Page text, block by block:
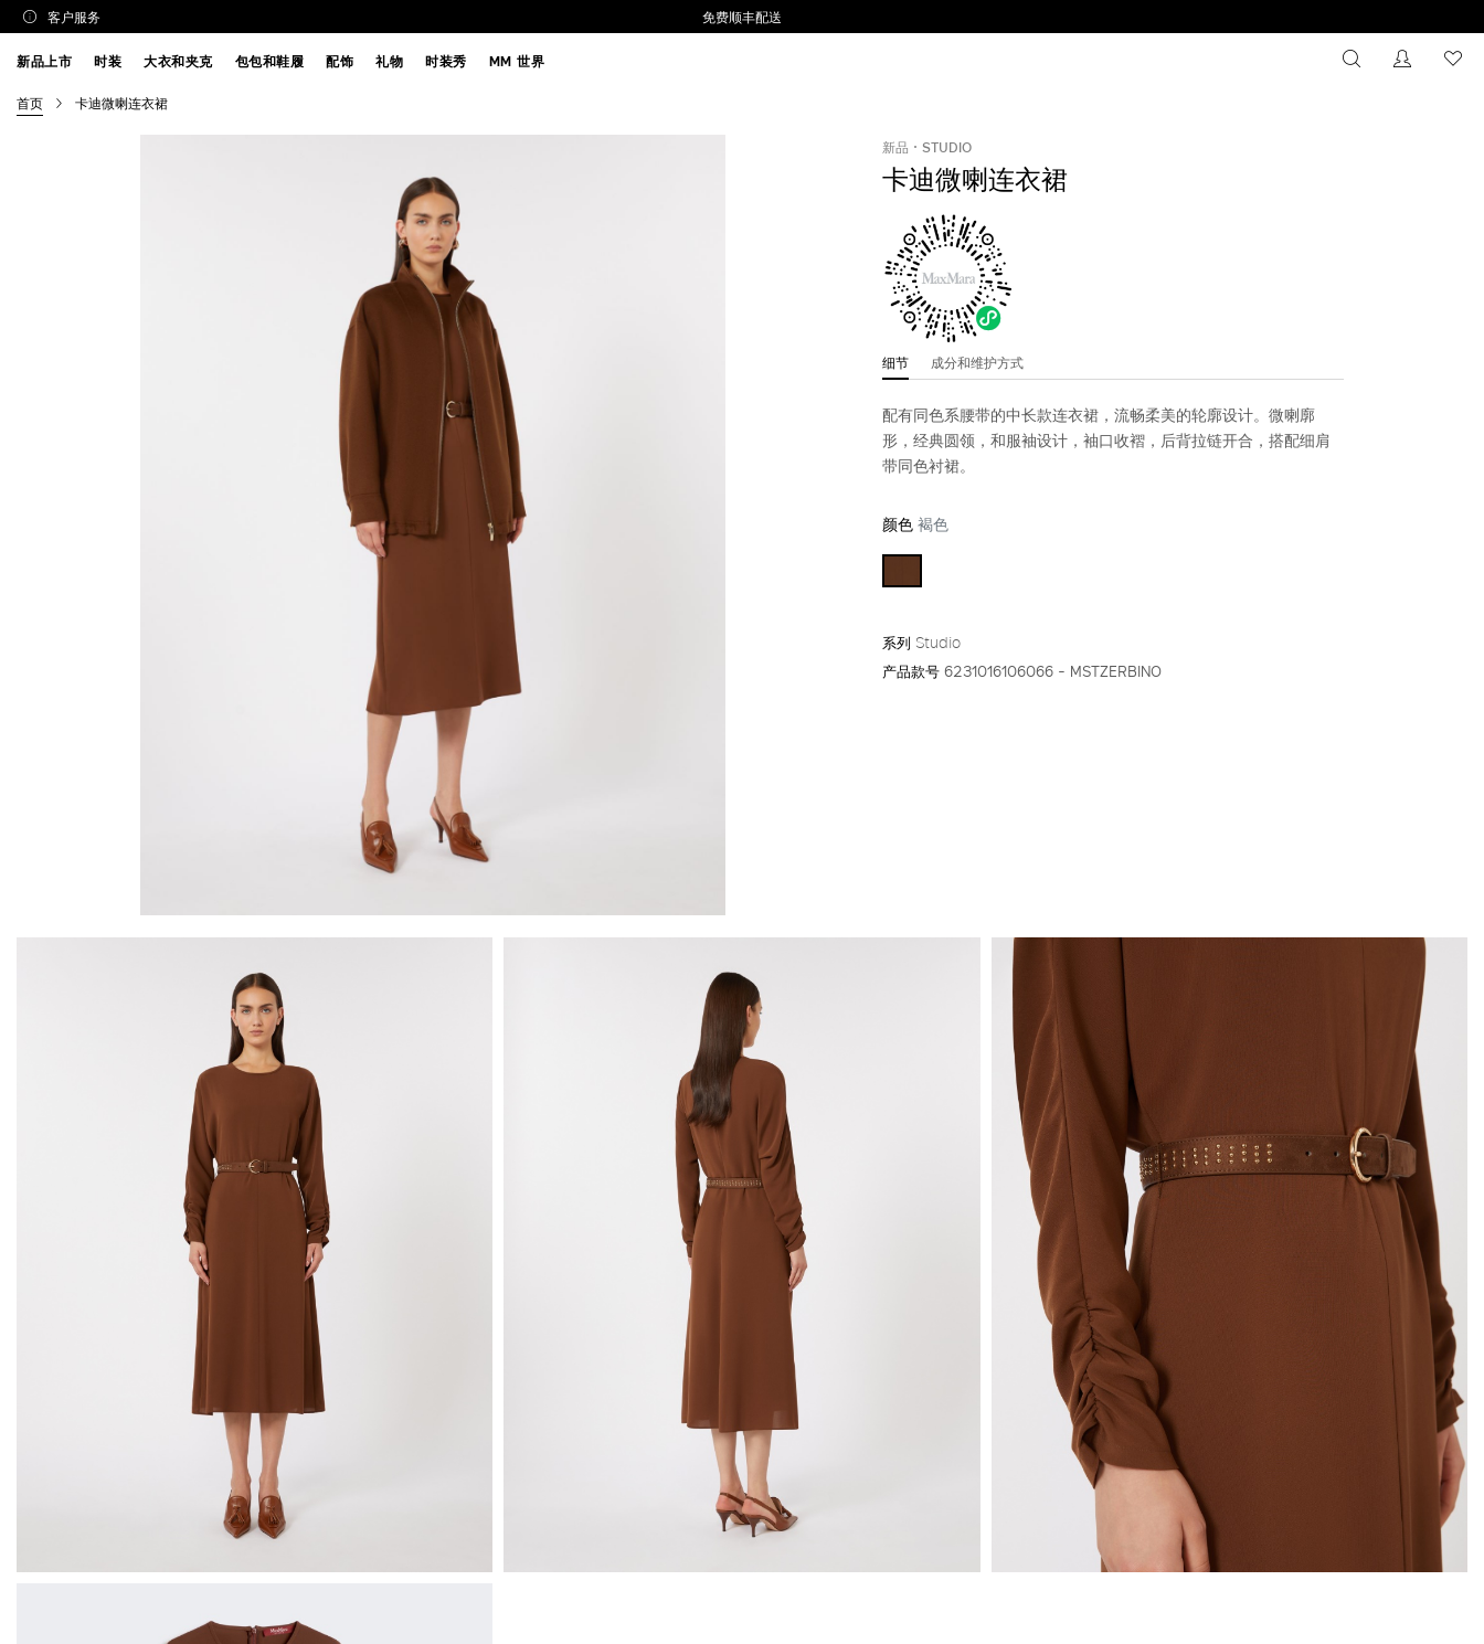
客户服务 免费顺丰配送
搜索 没有注
新品上市 时装 大衣和夹克 包包和鞋履 配饰 礼物 时装秀 MM 世界
首页 卡迪微喇连衣裙
新品 STUDIO
卡迪微喇连衣裙
细节 成分和维护方式
配有同色系腰带的中长款连衣裙，流畅柔美的轮廓设计。微喇廓
形，经典圆领，和服袖设计，袖口收褶，后背拉链开合，搭配细肩
带同色衬裙。
颜色褐色
系列 Studio
产品款号6231016106066 - MSTZERBINO